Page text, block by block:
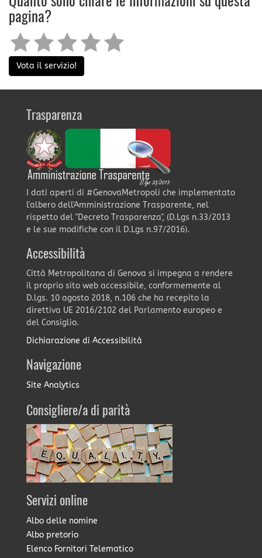
pagina?
Vota il servizio!
Trasparenza
I dati aperti di #GenovaMetropoli che implementato
l'albero dell'Amministrazione Trasparente, nel
rispetto del "Decreto Trasparenza", (D.Lgs n.33/2013
e le sue modifiche con il D.Lgs n.97/2016).
Accessibilità
Città Metropolitana di Genova si impegna a rendere
il proprio sito web accessibile, conformemente al
D.lgs. 10 agosto 2018, n.106 che ha recepito la
direttiva UE 2016/2102 del Parlamento europeo e
del Consiglio.
Dichiarazione di Accessibilità
Navigazione
Site Analytics
Consigliere/a di parità
Servizi online
Albo delle nomine
Albo pretorio
Elenco Fornitori Telematico